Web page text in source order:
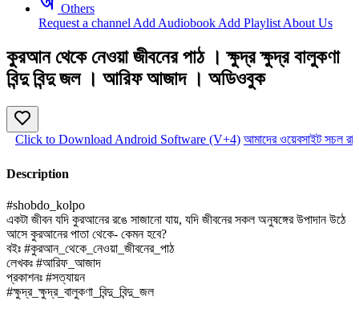
Others
Request a channel Add Audiobook Add Playlist About Us
কুরআন থেকে নেওয়া জীবনের পাঠ । ক্ষুদ্র ক্ষুদ্র বালুকণা
বিন্দু বিন্দু জল । আরিফ আজাদ । অডিওবুক
Click to Download Android Software (V+4) আমাদের ওয়েবসাইট সচল
Description
#shobdo_kolpo
একটা জীবন যদি কুরআনের রঙে সাজানো যায়, যদি জীবনের সকল অনুষঙ্গের উপাদান উঠে
আসে কুরআনের পাতা থেকে- কেমন হবে?
বইঃ #কুরআন_থেকে_নেওয়া_জীবনের_পাঠ
লেখকঃ #আরিফ_আজাদ
প্রকাশনঃ #সত্যায়ন
#ক্ষুদ্র_ক্ষুদ্র_বালুকণা_বিন্দু_বিন্দু_জল